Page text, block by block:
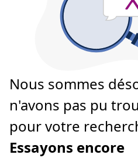
Nous sommes
n'avons pas pu
pour votre
Essayons encore